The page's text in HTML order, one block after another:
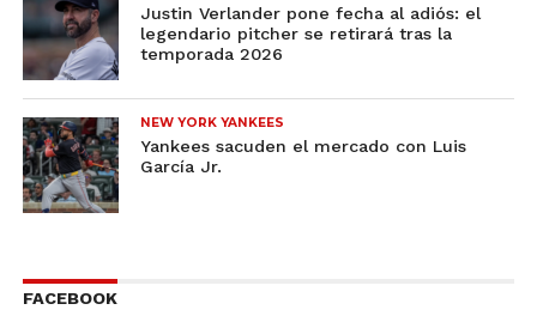
Justin Verlander pone fecha al adiós: el
legendario pitcher se retirará tras la
temporada 2026
NEW YORK YANKEES
Yankees sacuden el mercado con Luis
García Jr.
FACEBOOK